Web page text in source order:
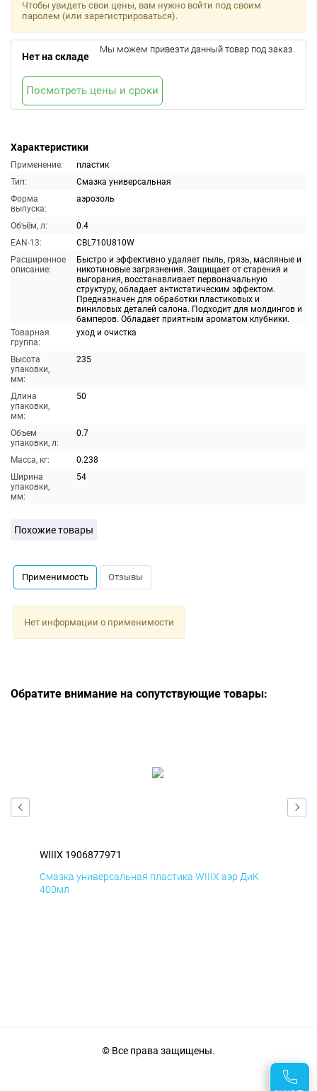
Характеристики
Применение:
пластик
Тип:
Смазка универсальная
Форма
выпуска:
аэрозоль
Объём, л:
0.4
EAN-13:
CBL710U810W
Расширенное
описание:
Быстро и эффективно удаляет пыль, грязь, масляные и
никотиновые загрязнения. Защищает от старения и
выгорания, восстанавливает первоначальную
структуру, обладает антистатическим эффектом.
Предназначен для обработки пластиковых и
виниловых деталей салона. Подходит для молдингов и
бамперов. Обладает приятным ароматом клубники.
Товарная
группа:
уход и очистка
Высота
упаковки,
мм:
235
Длина
упаковки,
мм:
50
Объем
упаковки, л:
0.7
Масса, кг:
0.238
Ширина
упаковки,
мм:
54
Чтобы увидеть свои цены, вам нужно войти под своим
паролем (или зарегистрироваться).
Нет на складе
Мы можем привезти данный товар под заказ.
Посмотреть цены и сроки
Похожие товары
Применимость Отзывы
Нет информации о применимости
Обратите внимание на сопутствующие товары:
WIIIX 1906877971
Смазка универсальная пластика WIIIX аэр ДиК
400мл
© Все права защищены.